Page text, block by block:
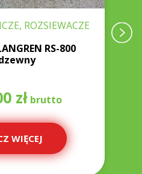
ROZSIEWACZE
RS-800
zł
WIĘCEJ